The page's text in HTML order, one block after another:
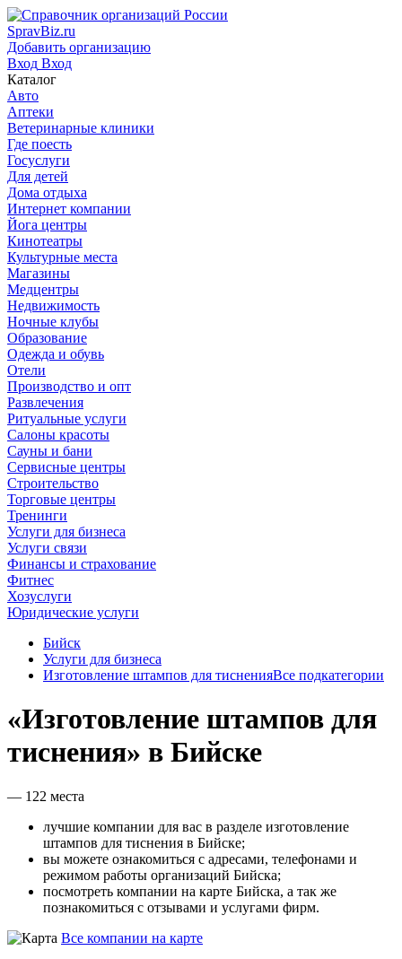
SpravBiz.ru
Добавить организацию
Вход Вход
Каталог
Авто
Аптеки
Ветеринарные клиники
Где поесть
Госуслуги
Для детей
Дома отдыха
Интернет компании
Йога центры
Кинотеатры
Культурные места
Магазины
Медцентры
Недвижимость
Ночные клубы
Образование
Одежда и обувь
Отели
Производство и опт
Развлечения
Ритуальные услуги
Салоны красоты
Сауны и бани
Сервисные центры
Строительство
Торговые центры
Тренинги
Услуги для бизнеса
Услуги связи
Финансы и страхование
Фитнес
Хозуслуги
Юридические услуги
Бийск
Услуги для бизнеса
Изготовление штампов для тисненияВсе подкатегории
«Изготовление штампов для
тиснения» в Бийске
— 122 места
лучшие компании для вас в разделе изготовление
штампов для тиснения в Бийске;
вы можете ознакомиться с адресами, телефонами и
режимом работы организаций Бийска;
посмотреть компании на карте Бийска, а так же
познакомиться с отзывами и услугами фирм.
Все компании на карте